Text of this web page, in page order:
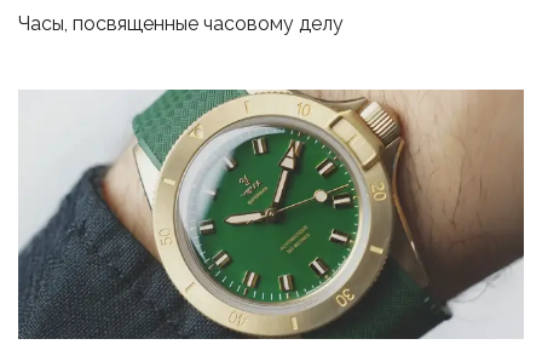
Часы, посвященные часовому делу